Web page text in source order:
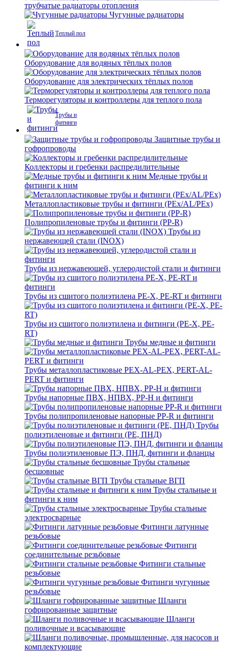
трубчатые радиаторы отопления
Чугунные радиаторы
Теплый пол
Оборудование для водяных тёплых полов
Оборудование для электрических тёплых полов
Терморегуляторы и контроллеры для теплого пола
Трубы и
фитинги
Защитные трубы и
гофропроводы
Коллекторы и гребенки распредилительные
Медные трубы и
фитинги к ним
Металлопластиковые трубы и фитинги (PEx/AL/PEx)
Полипропиленовые трубы и фитинги (PP-R)
Трубы из
нержавеющей стали (INOX)
Трубы из нержавеющей, углеродистой стали и фитинги
Трубы из сшитого полиэтилена PE-X, PE-RT и фитинги
Трубы из сшитого полиэтилена и фитинги (PE-X, PE-
RT)
Трубы медные и фитинги
Трубы металлопластиковые PEX-AL-PEX, PERT-AL-
PERT и фитинги
Трубы напорные ПВХ, НПВХ, PP-H и фитинги
Трубы полипропиленовые напорные PP-R и фитинги
Трубы
полиэтиленовые и фитинги (PE, ПНД)
Трубы полиэтиленовые ПЭ, ПНД, фитинги и фланцы
Трубы стальные
бесшовные
Трубы стальные ВГП
Трубы стальные и
фитинги к ним
Трубы стальные
электросварные
Фитинги латунные
резьбовые
Фитинги
соединительные резьбовые
Фитинги стальные
резьбовые
Фитинги чугунные
резьбовые
Шланги
гофрированные защитные
Шланги
поливочные и всасывающие